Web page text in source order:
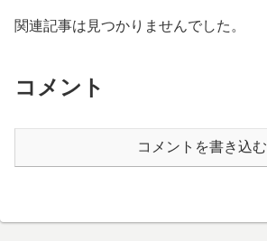
関連記事は見つかりませんでした。
コメント
コメントを書き込む